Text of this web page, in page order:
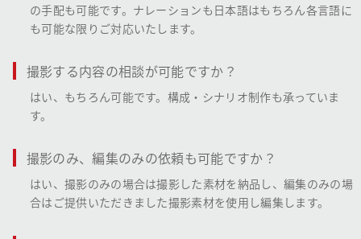
の手配も可能です。ナレーションも日本語はもちろん各言語に
も可能な限りご対応いたします。
撮影する内容の相談が可能ですか？
はい、もちろん可能です。構成・シナリオ制作も承っていま
す。
撮影のみ、編集のみの依頼も可能ですか？
はい、撮影のみの場合は撮影した素材を納品し、編集のみの場
合はご提供いただきました撮影素材を使用し編集します。